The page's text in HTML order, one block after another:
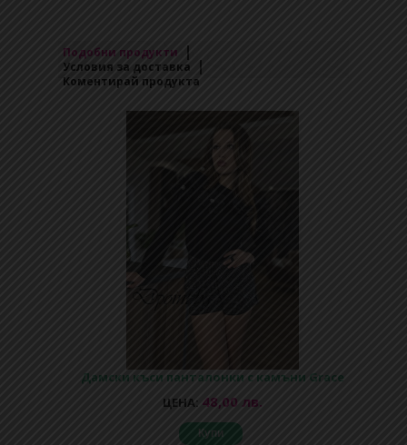
Подобни продукти
Условия за доставка
Коментирай продукта
Дамски къси панталонки с камъни Grace
ЦЕНА: 48,00 лв.
Купи